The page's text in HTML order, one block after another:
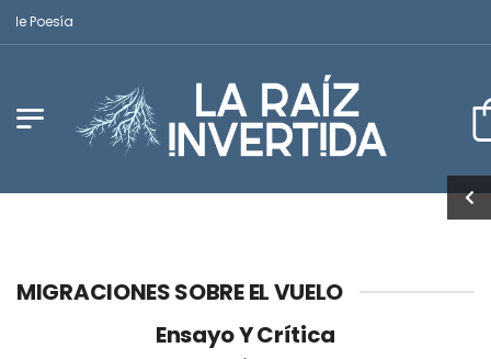
Poesía
MIGRACIONES SOBRE EL VUELO
Ensayo Y Crítica